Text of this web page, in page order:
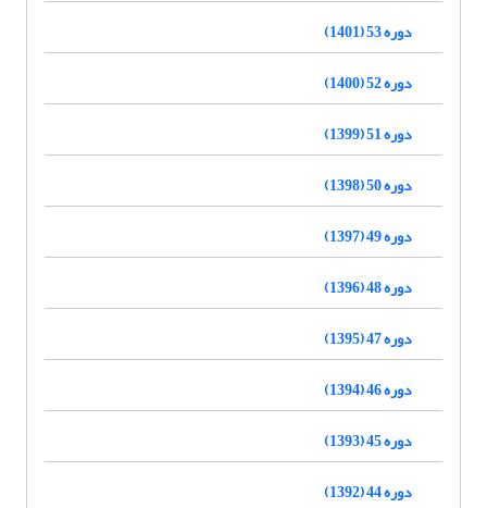
دوره 53 (1401)
دوره 52 (1400)
دوره 51 (1399)
دوره 50 (1398)
دوره 49 (1397)
دوره 48 (1396)
دوره 47 (1395)
دوره 46 (1394)
دوره 45 (1393)
دوره 44 (1392)